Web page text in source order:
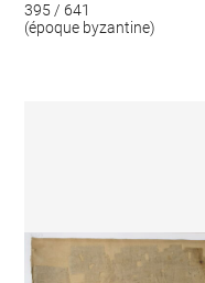
395 / 641
(époque byzantine)